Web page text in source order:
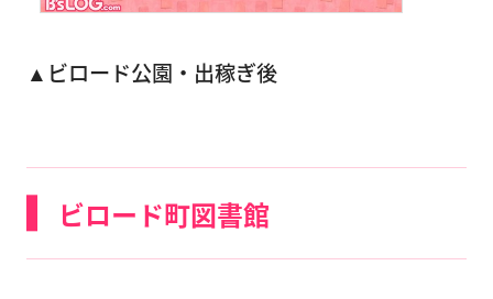
▲ビロード公園・出稼ぎ後
ビロード町図書館